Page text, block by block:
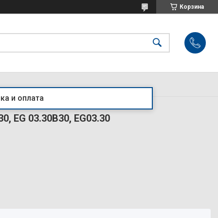
Корзина
и оплата
EG 03.30B30, EG03.30